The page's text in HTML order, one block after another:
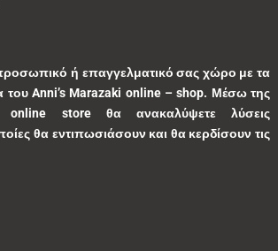
ή επαγγελματικό σας χώρο με τα
του Anni’s Marazaki online – shop. Μέσω της
online store θα ανακαλύψετε λύσεις
θα εντιπωσιάσουν και θα κερδίσουν τις